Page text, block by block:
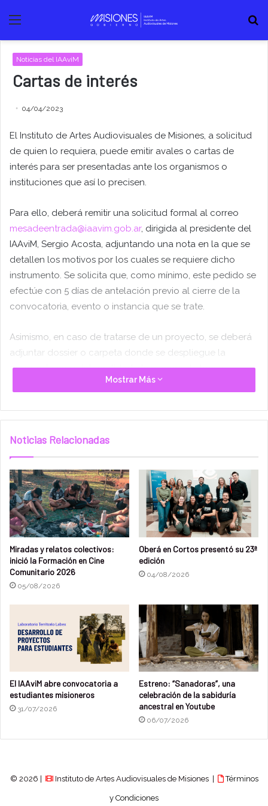
Menú
Noticias del IAAviM
Cartas de interés
04/04/2023
El Instituto de Artes Audiovisuales de Misiones, a solicitud
de quien lo requiera, puede emitir avales o cartas de
interés para ser presentadas ante los organismos o
instituciones que así lo precisen.
Para ello, deberá remitir una solicitud formal al correo
mesadeentrada@iaavim.gob.ar, dirigida al presidente del
IAAviM, Sergio Acosta, adjuntando una nota en la que se
detallen los motivos por los cuales se requiere dicho
instrumento. Se solicita que, como mínimo, este pedido se
efectúe con 5 días de antelación previo al cierre de la
convocatoria, evento o instancia que se trate.
Asimismo, en caso de tratarse de un proyecto, se deberá
adjuntar dossier o carpeta donde se despliegue la
propuesta en su integralidad, de manera de tomar
conocimiento en su conjunto.
Etiquetas aval cartas de interés
Mostrar Más
Noticias Relacionadas
Miradas y relatos colectivos:
inició la Formación en Cine
Comunitario 2026
05/08/2026
Oberá en Cortos presentó su 23ª
edición
04/08/2026
El IAAviM abre convocatoria a
estudiantes misioneros
31/07/2026
Estreno: “Sanadoras”, una
celebración de la sabiduría
ancestral en Youtube
06/07/2026
© 2026 | Instituto de Artes Audiovisuales de Misiones | Términos
y Condiciones